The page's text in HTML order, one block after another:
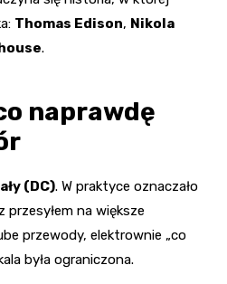
Thomas Edison, Nikola
.
naprawdę
(DC). W praktyce oznaczało
na większe
przewody, elektrownie „co
była ograniczona.